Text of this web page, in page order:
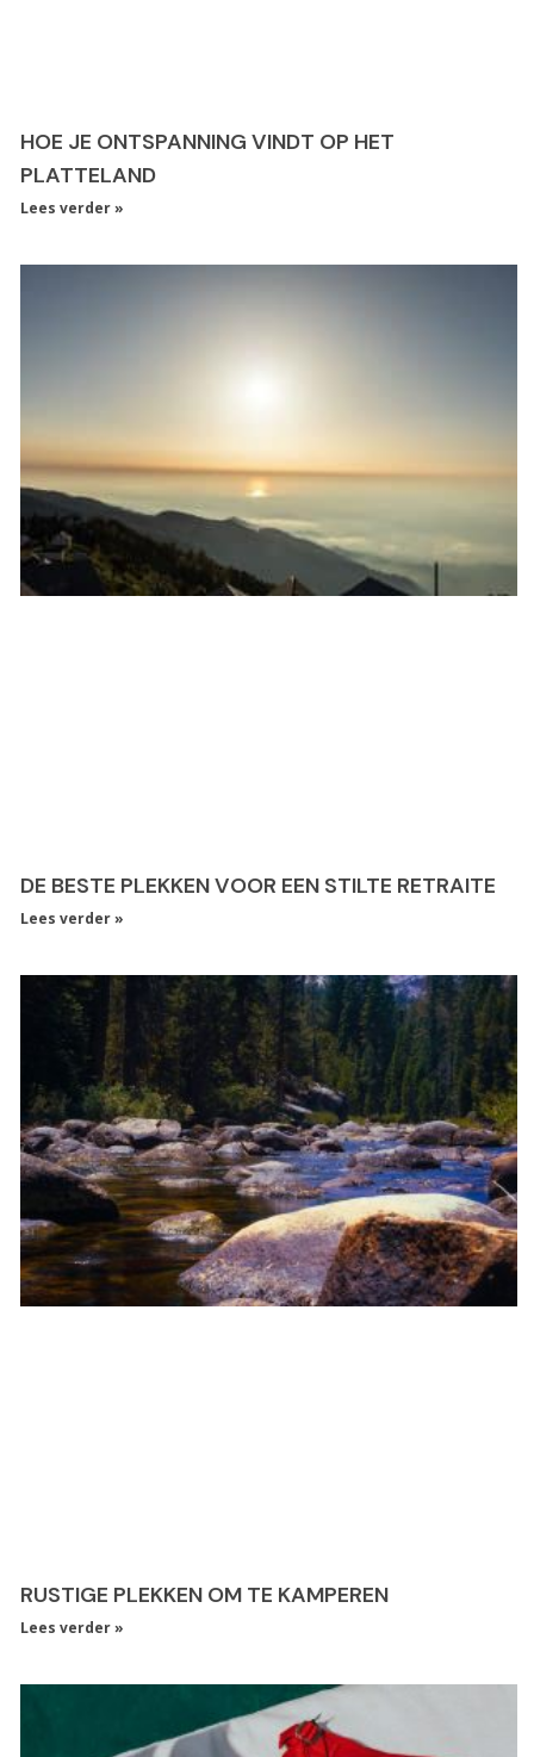
HOE JE ONTSPANNING VINDT OP HET
PLATTELAND
Lees verder »
DE BESTE PLEKKEN VOOR EEN STILTE RETRAITE
Lees verder »
RUSTIGE PLEKKEN OM TE KAMPEREN
Lees verder »